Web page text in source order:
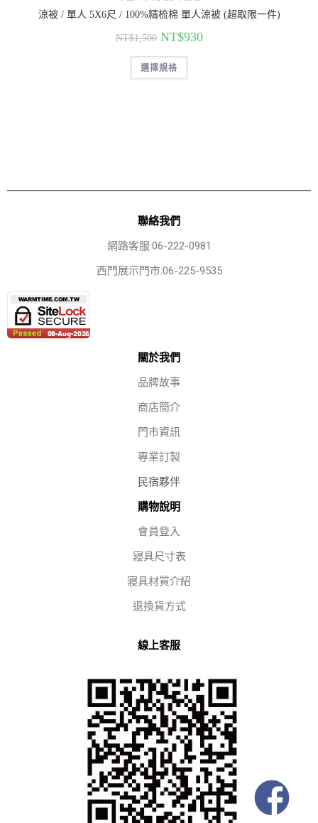
涼被 / 單人 5X6尺 / 100%精梳棉 單人涼被 (超取限一件)
NT$1,500 NT$930
選擇規格
聯絡我們
網路客服:06-222-0981
西門展示門市:06-225-9535
關於我們
品牌故事
商店簡介
門市資訊
專業訂製
民宿夥伴
購物說明
會員登入
寢具尺寸表
寢具材質介紹
退換貨方式
線上客服